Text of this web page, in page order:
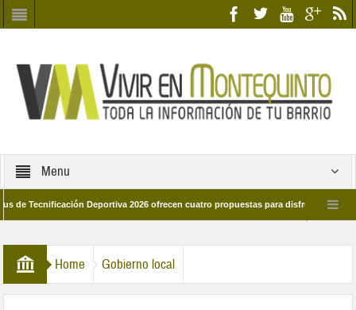
Menu
Deportiva 2026 ofrecen cuatro propuestas para disfrutar del deporte
Home Gobierno local